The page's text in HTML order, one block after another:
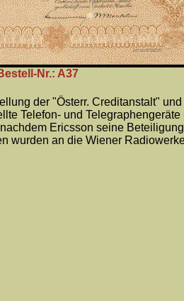
Nr.: A37
der "Österr. Creditanstalt"
Telefon- und
Ericsson seine
wurden an die Wiener